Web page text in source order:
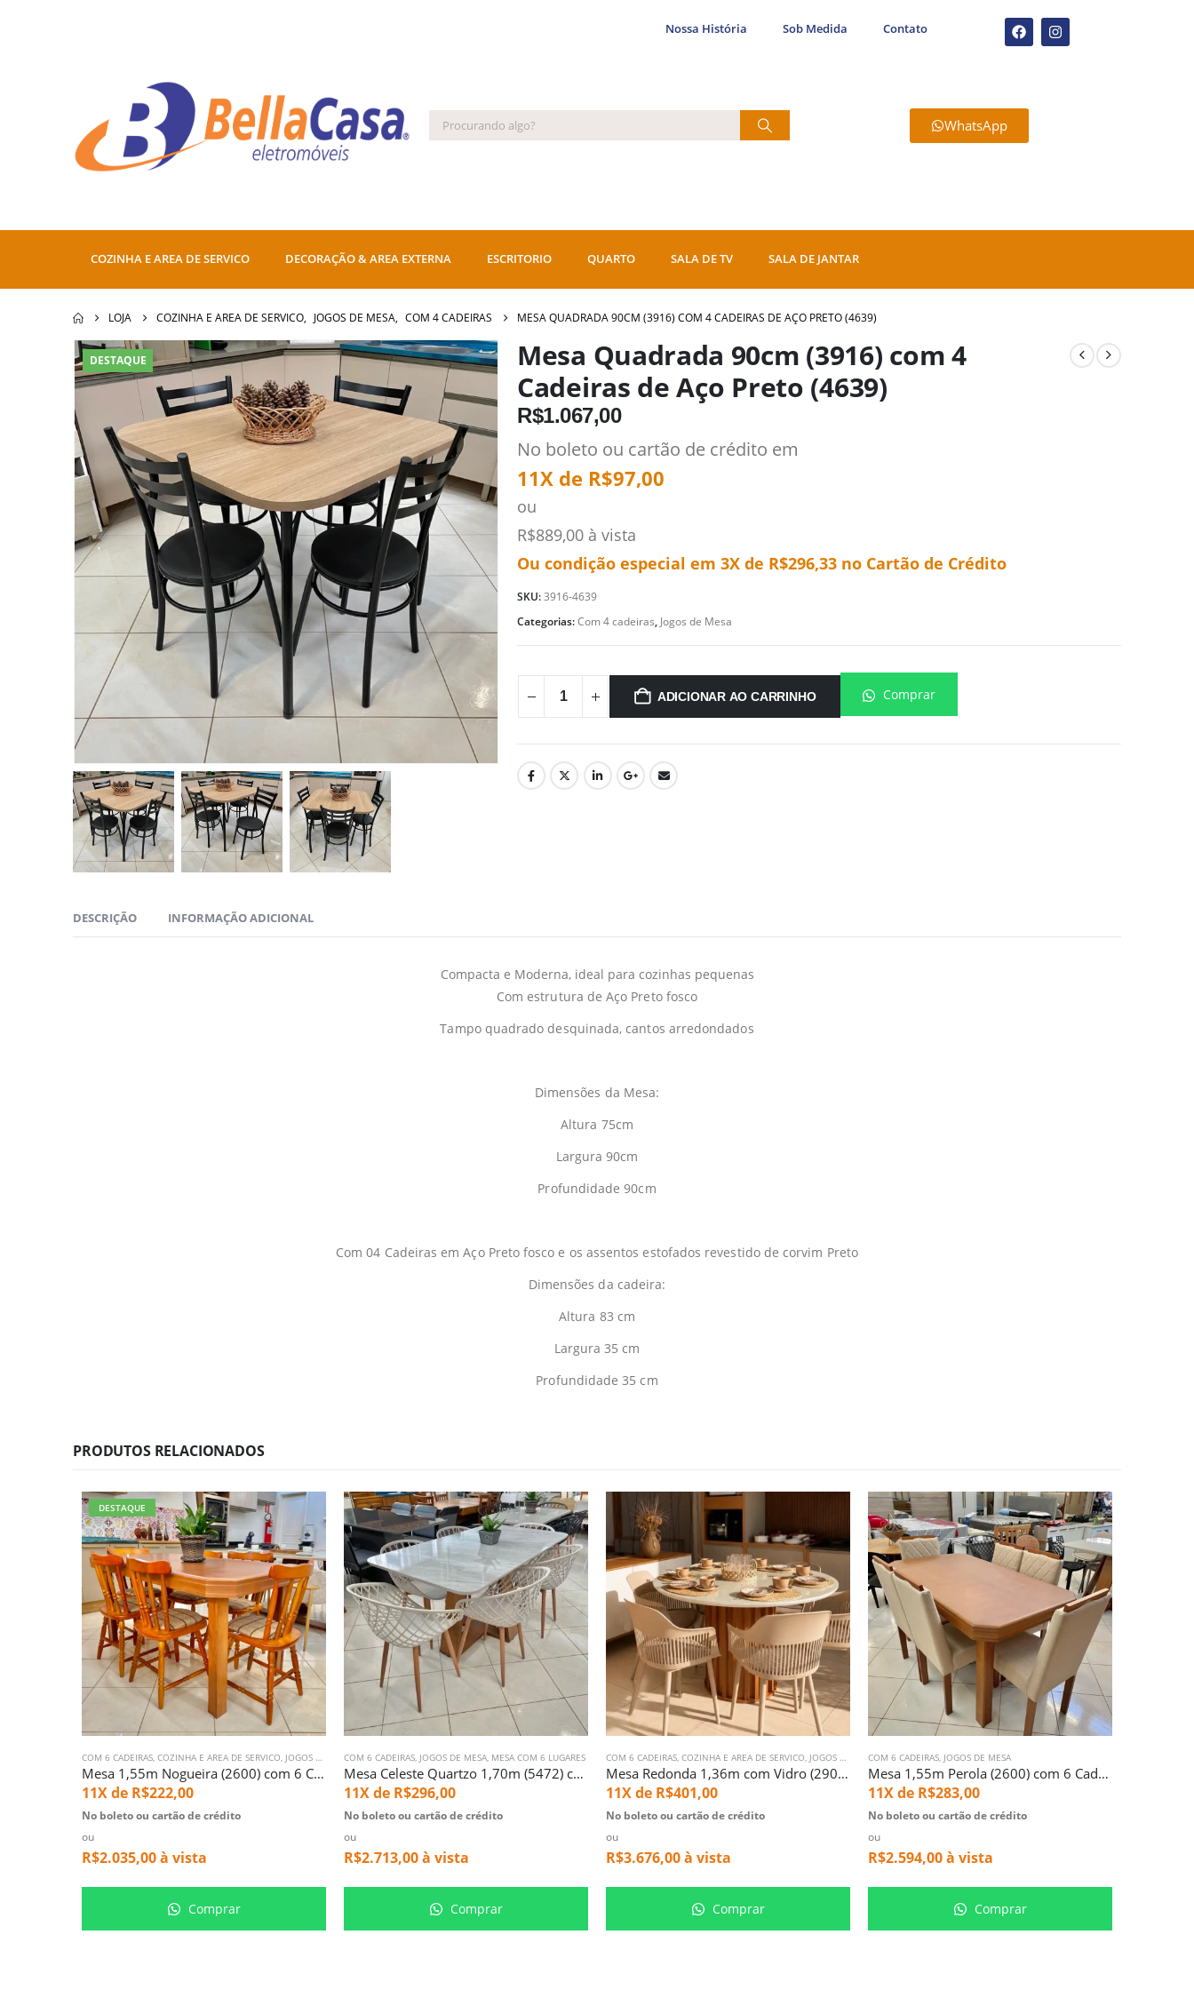
Nossa História Sob Medida Contato
WhatsApp
COZINHA E AREA DE SERVICO DECORAÇÃO & AREA EXTERNA ESCRITORIO QUARTO SALA DE TV SALA DE JANTAR
LOJA COZINHA E AREA DE SERVICO, JOGOS DE MESA, COM 4 CADEIRAS MESA QUADRADA 90CM (3916) COM 4 CADEIRAS DE AÇO PRETO (4639)
DESTAQUE
Mesa Quadrada 90cm (3916) com 4
Cadeiras de Aço Preto (4639)
R$1.067,00
No boleto ou cartão de crédito em
11X de R$97,00
ou
R$889,00 à vista
Ou condição especial em 3X de R$296,33 no Cartão de Crédito
SKU:3916-4639
Categorias:Com 4 cadeiras, Jogos de Mesa
ADICIONAR AO CARRINHO Comprar
DESCRIÇÃO INFORMAÇÃO ADICIONAL
Compacta e Moderna, ideal para cozinhas pequenas
Com estrutura de Aço Preto fosco
Tampo quadrado desquinada, cantos arredondados
Dimensões da Mesa:
Altura 75cm
Largura 90cm
Profundidade 90cm
Com 04 Cadeiras em Aço Preto fosco e os assentos estofados revestido de corvim Preto
Dimensões da cadeira:
Altura 83 cm
Largura 35 cm
Profundidade 35 cm
PRODUTOS RELACIONADOS
DESTAQUE
COM 6 CADEIRAS COZINHA E AREA DE SERVICO JOGOS DE MESA
Mesa 1,55m Nogueira (2600) com 6 Cadeiras Daiana em Madeira Mel Acetinado (3753)
11X de R$222,00
No boleto ou cartão de crédito
ou
R$2.035,00à vista
Comprar
COM 6 CADEIRAS JOGOS DE MESA MESA COM 6 LUGARES
Mesa Celeste Quartzo 1,70m (5472) com 06 Cadeira Monaco Nude (2340)
11X de R$296,00
No boleto ou cartão de crédito
ou
R$2.713,00à vista
Comprar
COM 6 CADEIRAS COZINHA E AREA DE SERVICO JOGOS DE MESA
Mesa Redonda 1,36m com Vidro (2906) com 6 Cadeiras Montreal Fendi (3358)
11X de R$401,00
No boleto ou cartão de crédito
ou
R$3.676,00à vista
Comprar
COM 6 CADEIRAS JOGOS DE MESA
Mesa 1,55m Perola (2600) com 6 Cadeiras em Madeira e tecido Linho (3961)
11X de R$283,00
No boleto ou cartão de crédito
ou
R$2.594,00à vista
Comprar